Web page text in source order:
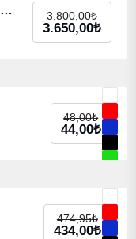
Cenikli Hidroponik Dikey Bahçe Sistemi
3.800,00₺
3.650,00₺
48,00₺
44,00₺
474,95₺
434,00₺